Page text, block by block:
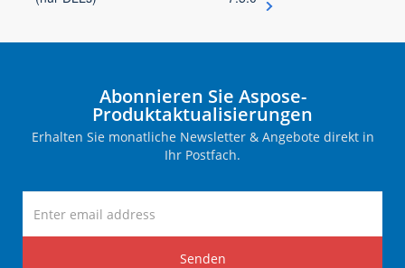
Abonnieren Sie Aspose-
Produktaktualisierungen
Erhalten Sie monatliche Newsletter & Angebote direkt in
Ihr Postfach.
Senden